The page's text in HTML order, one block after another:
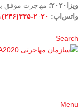
ویزا۲۰۲۰؛
مهاجرت موفق
واتس‌اپ: ۲۰۲۰-۳۳۵(۲۳۶)۱+
Search
Menu